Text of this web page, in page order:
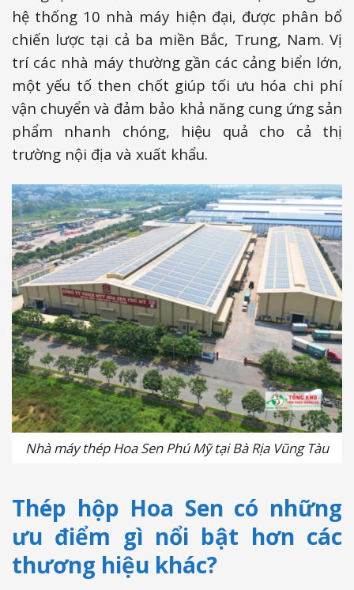
hệ thống 10 nhà máy hiện đại, được phân bổ
chiến lược tại cả ba miền Bắc, Trung, Nam. Vị
trí các nhà máy thường gần các cảng biển lớn,
một yếu tố then chốt giúp tối ưu hóa chi phí
vận chuyển và đảm bảo khả năng cung ứng sản
phẩm nhanh chóng, hiệu quả cho cả thị
trường nội địa và xuất khẩu.
Nhà máy thép Hoa Sen Phú Mỹ tại Bà Rịa Vũng Tàu
Thép hộp Hoa Sen có những
ưu điểm gì nổi bật hơn các
thương hiệu khác?